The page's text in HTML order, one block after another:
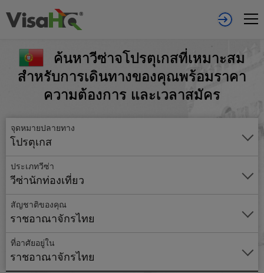
ค้นหาวีซ่าจโปรตุเกสที่เหมาะสม
สำหรับการเดินทางของคุณพร้อมราคา
ความต้องการ และเวลาสมัคร
จุดหมายปลายทาง
โปรตุเกส
ประเภทวีซ่า
วีซ่านักท่องเที่ยว
สัญชาติของคุณ
ราชอาณาจักรไทย
ที่อาศัยอยู่ใน
ราชอาณาจักรไทย